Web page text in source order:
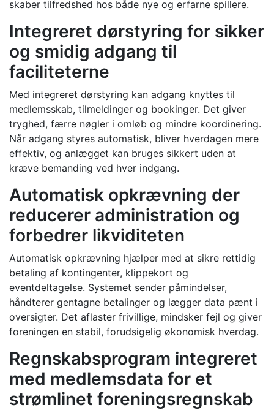
skaber tilfredshed hos både nye og erfarne spillere.
Integreret dørstyring for sikker
og smidig adgang til
faciliteterne
Med integreret dørstyring kan adgang knyttes til
medlemsskab, tilmeldinger og bookinger. Det giver
tryghed, færre nøgler i omløb og mindre koordinering.
Når adgang styres automatisk, bliver hverdagen mere
effektiv, og anlægget kan bruges sikkert uden at
kræve bemanding ved hver indgang.
Automatisk opkrævning der
reducerer administration og
forbedrer likviditeten
Automatisk opkrævning hjælper med at sikre rettidig
betaling af kontingenter, klippekort og
eventdeltagelse. Systemet sender påmindelser,
håndterer gentagne betalinger og lægger data pænt i
oversigter. Det aflaster frivillige, mindsker fejl og giver
foreningen en stabil, forudsigelig økonomisk hverdag.
Regnskabsprogram integreret
med medlemsdata for et
strømlinet foreningsregnskab